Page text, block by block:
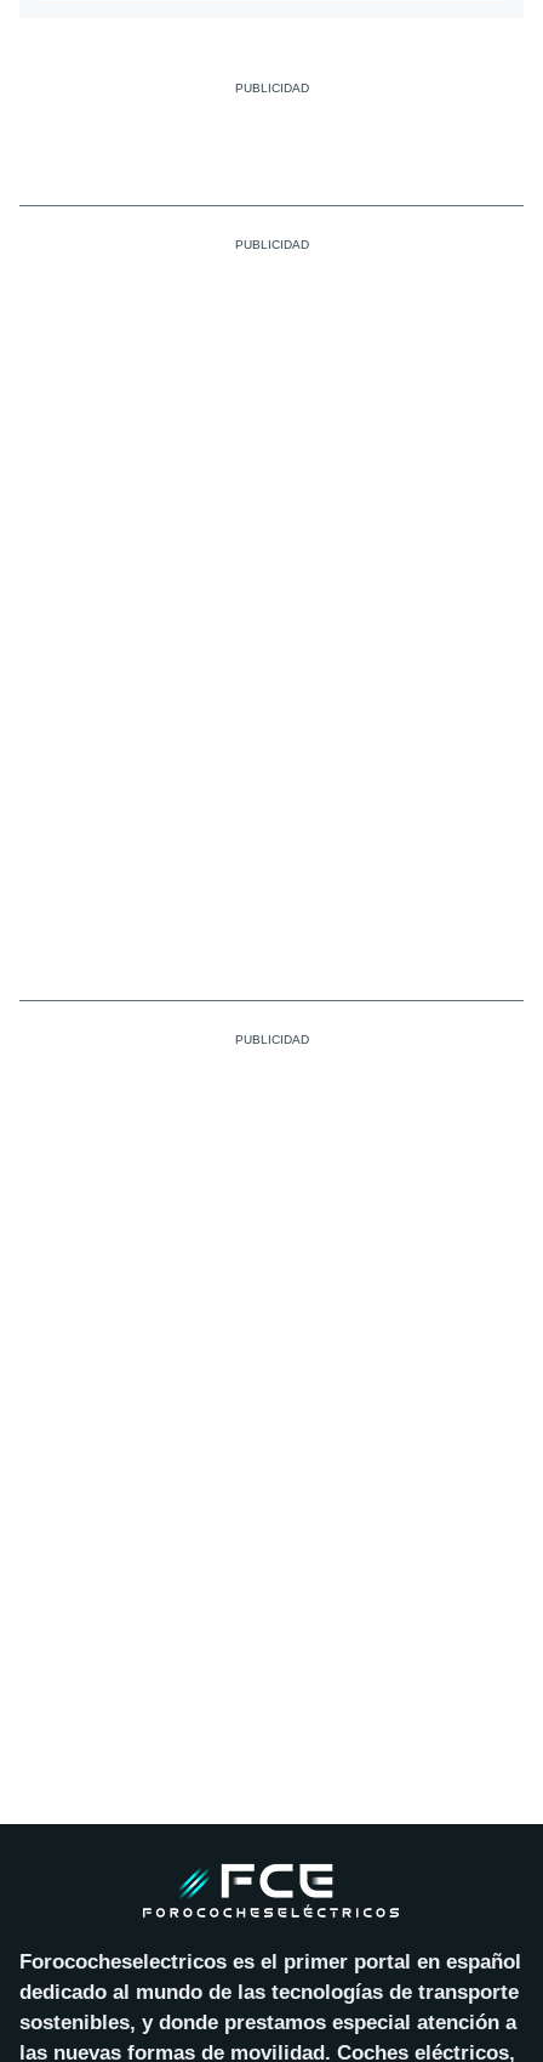
Forococheselectricos es el primer portal en español
dedicado al mundo de las tecnologías de transporte
sostenibles, y donde prestamos especial atención a
las nuevas formas de movilidad. Coches eléctricos,